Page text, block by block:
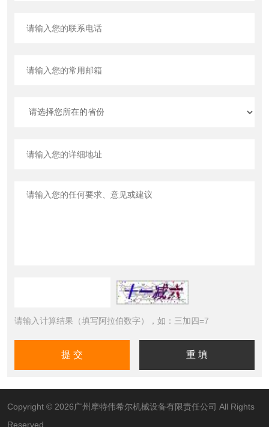
请输入计算结果（填写阿拉伯数字），如：三加四=7
Copyright © 2026广州摩特伟希尔机械设备有限责任公司 All Rights
Reserved